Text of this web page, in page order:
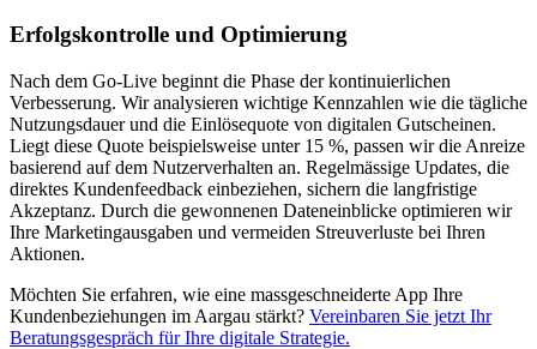
Erfolgskontrolle und Optimierung
Nach dem Go-Live beginnt die Phase der kontinuierlichen
Verbesserung. Wir analysieren wichtige Kennzahlen wie die tägliche
Nutzungsdauer und die Einlösequote von digitalen Gutscheinen.
Liegt diese Quote beispielsweise unter 15 %, passen wir die Anreize
basierend auf dem Nutzerverhalten an. Regelmässige Updates, die
direktes Kundenfeedback einbeziehen, sichern die langfristige
Akzeptanz. Durch die gewonnenen Dateneinblicke optimieren wir
Ihre Marketingausgaben und vermeiden Streuverluste bei Ihren
Aktionen.
Möchten Sie erfahren, wie eine massgeschneiderte App Ihre
Kundenbeziehungen im Aargau stärkt? Vereinbaren Sie jetzt Ihr
Beratungsgespräch für Ihre digitale Strategie.